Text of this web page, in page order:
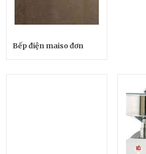
Bếp điện maiso đơn